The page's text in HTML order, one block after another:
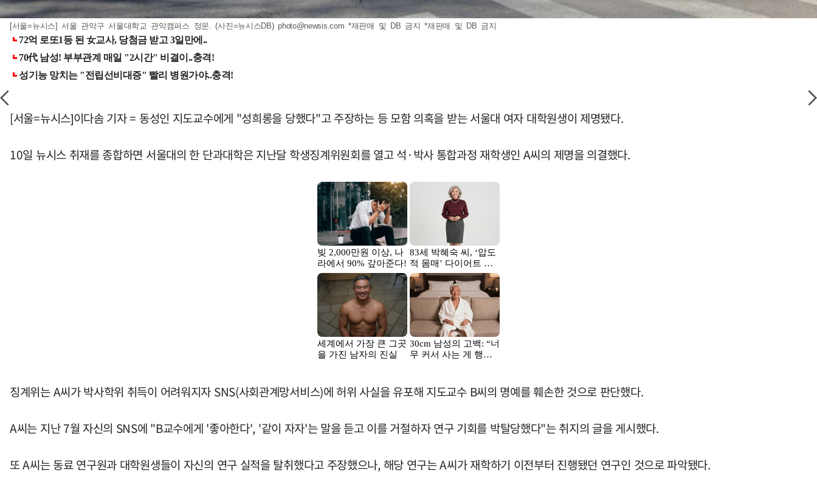
[서울=뉴시스] 서울 관악구 서울대학교 관악캠퍼스 정문. (사진=뉴시스DB)photo@newsis.com *재판매 및 DB 금지 *재판매 및 DB 금지
[서울=뉴시스]이다솜 기자 = 동성인 지도교수에게 "성희롱을 당했다"고 주장하는 등 모함 의혹을 받는 서울대 여자 대학원생이 제명됐다.
10일 뉴시스 취재를 종합하면 서울대의 한 단과대학은 지난달 학생징계위원회를 열고 석·박사 통합과정 재학생인 A씨의 제명을 의결했다.
징계위는 A씨가 박사학위 취득이 어려워지자 SNS(사회관계망서비스)에 허위 사실을 유포해 지도교수 B씨의 명예를 훼손한 것으로 판단했다.
A씨는 지난 7월 자신의 SNS에 "B교수에게 '좋아한다', '같이 자자'는 말을 듣고 이를 거절하자 연구 기회를 박탈당했다"는 취지의 글을 게시했다.
또 A씨는 동료 연구원과 대학원생들이 자신의 연구 실적을 탈취했다고 주장했으나, 해당 연구는 A씨가 재학하기 이전부터 진행됐던 연구인 것으로 파악됐다.